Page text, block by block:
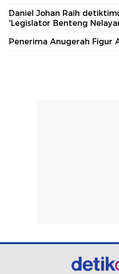
Daniel Johan Raih
'Legislator Benteng
Penerima Anugerah Figur